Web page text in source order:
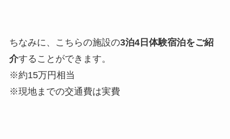
ちなみに、こちらの施設の3泊4日体験宿泊をご紹
介することができます。
※約15万円相当
※現地までの交通費は実費